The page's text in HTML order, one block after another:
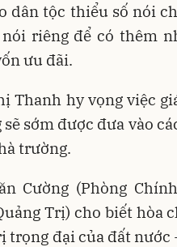
dân tộc thiểu số nói
riêng để có thêm
ưu đãi.
Thanh hy vọng việc
sẽ sớm được đưa vào
trường.
Cường (Phòng
Trị) cho biết hòa
đại của đất nước